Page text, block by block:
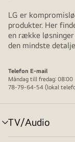
LG er
produkter. Her
en række
den mindste
Telefon E-mail
Måndag till fredag: 08:00
78-79-64-54 (lokal
TV/Audio
skift
menu